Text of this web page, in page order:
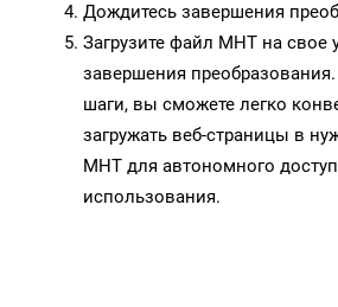
Дождитесь завершения
Загрузите файл MHT на свое
завершения
шаги, вы сможете легко
загружать веб-страницы в
MHT для автономного
использования.